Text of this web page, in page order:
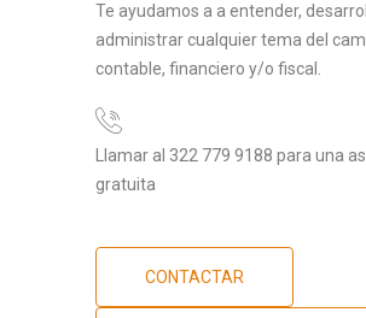
Te ayudamos a a entender,
administrar cualquier tema del
contable, financiero y/o fiscal.
Llamar al 322 779 9188 para una
gratuita
CONTACTAR